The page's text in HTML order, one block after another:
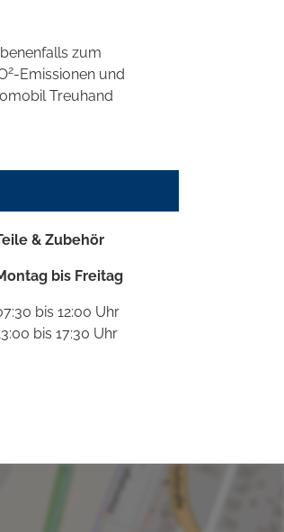
zum
2-Emissionen und
Treuhand
& Zubehör
bis Freitag
bis 12:00 Uhr
bis 17:30 Uhr